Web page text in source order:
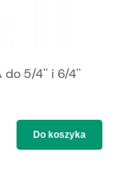
do 5/4'' i 6/4''
Do koszyka